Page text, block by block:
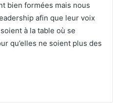
bien formées mais nous
afin que leur voix
à la table où se
qu’elles ne soient plus des